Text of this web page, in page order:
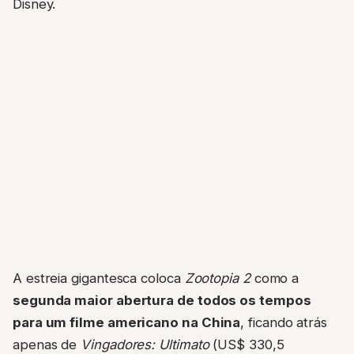
Disney.
A estreia gigantesca coloca Zootopia 2como a
segunda maior abertura de todos os tempos
para um filme americano na China, ficando atrás
apenas de Vingadores: Ultimato(US$ 330,5